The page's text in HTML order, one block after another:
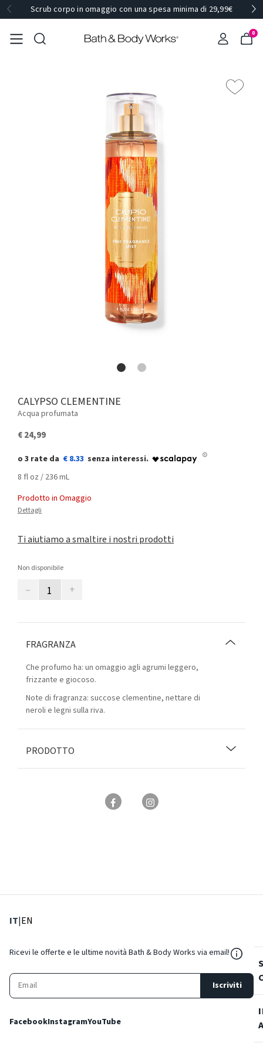
Scrub corpo in omaggio con una spesa minima di 29,99€
0
CALYPSO CLEMENTINE
Acqua profumata
€ 24,99
€ 8.33
8 fl oz / 236 mL
Prodotto in Omaggio
Dettagli
Ti aiutiamo a smaltire i nostri prodotti
Non disponibile
– +
FRAGRANZA
Che profumo ha: un omaggio agli agrumi leggero,
frizzante e giocoso.
Note di fragranza: succose clementine, nettare di
neroli e legni sulla riva.
PRODOTTO
IT: Lingua corrente
|EN
Ricevi le offerte e le ultime novità Bath & Body Works via email!
Iscriviti
FacebookInstagramYouTube